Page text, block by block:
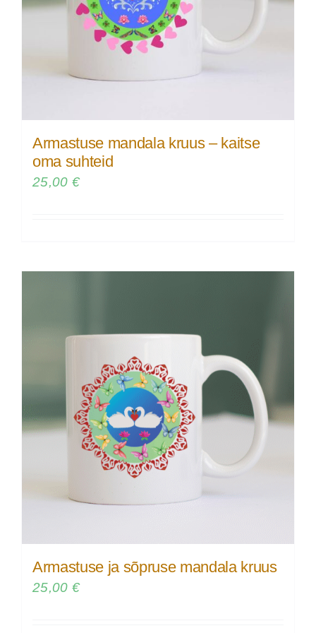
Armastuse mandala kruus – kaitse
oma suhteid
25,00 €
Armastuse ja sõpruse mandala kruus
25,00 €